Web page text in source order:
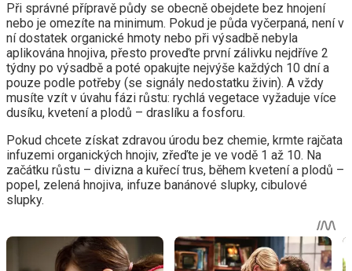
Při správné přípravě půdy se obecně obejdete bez hnojení
nebo je omezíte na minimum. Pokud je půda vyčerpaná, není v
ní dostatek organické hmoty nebo při výsadbě nebyla
aplikována hnojiva, přesto proveďte první zálivku nejdříve 2
týdny po výsadbě a poté opakujte nejvýše každých 10 dní a
pouze podle potřeby (se signály nedostatku živin). A vždy
musíte vzít v úvahu fázi růstu: rychlá vegetace vyžaduje více
dusíku, kvetení a plodů – draslíku a fosforu.
Pokud chcete získat zdravou úrodu bez chemie, krmte rajčata
infuzemi organických hnojiv, zřeďte je ve vodě 1 až 10. Na
začátku růstu – divizna a kuřecí trus, během kvetení a plodů –
popel, zelená hnojiva, infuze banánové slupky, cibulové
slupky.